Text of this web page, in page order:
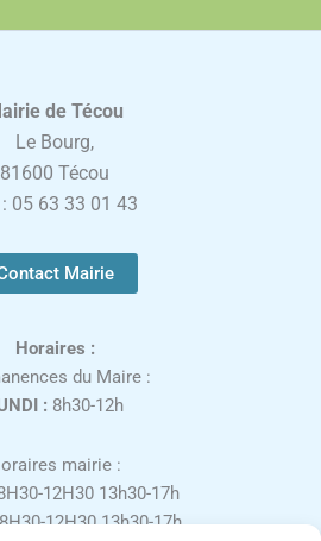
de Técou
Le Bourg,
81600 Técou
05 63 33 01 43
Mairie
Horaires :
du Maire :
: 8h30-12h
mairie :
12H30 13h30-17h
12H30 13h30-17h